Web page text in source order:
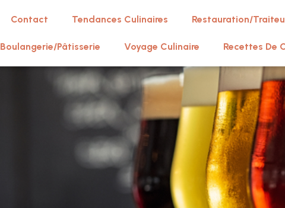
Contact Tendances Culinaires Restauration/
Boulangerie/Pâtisserie Voyage Culinaire Recettes De